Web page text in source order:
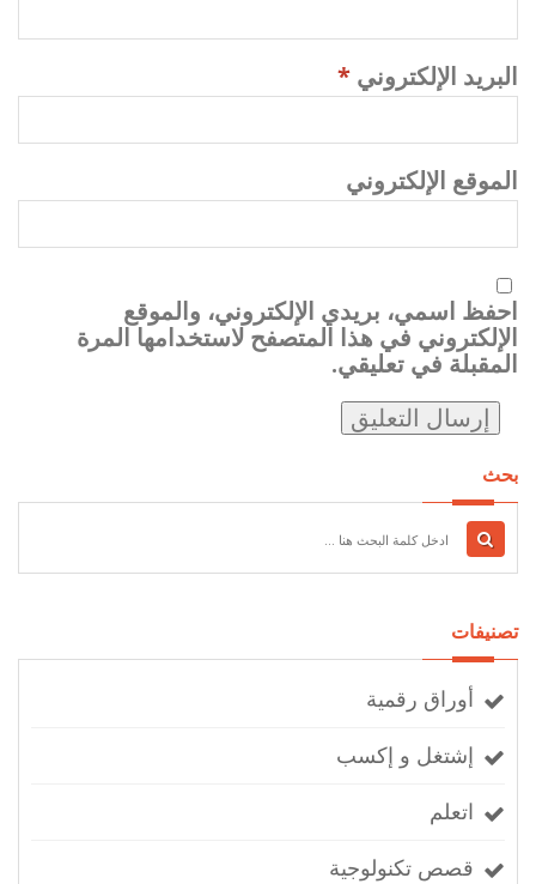
البريد الإلكتروني *
الموقع الإلكتروني
احفظ اسمي، بريدي الإلكتروني، والموقع
الإلكتروني في هذا المتصفح لاستخدامها المرة
المقبلة في تعليقي.
بحث
تصنيفات
أوراق رقمية
إشتغل و إكسب
اتعلم
قصص تكنولوجية